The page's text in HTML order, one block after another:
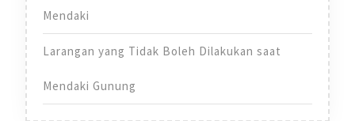
Mendaki
Larangan yang Tidak Boleh Dilakukan saat
Mendaki Gunung